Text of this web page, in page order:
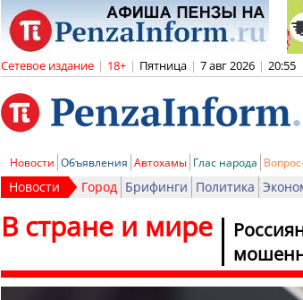
Сетевое издание | 18+ | Пятница | 7 авг 2026 | 20:55
Новости Объявления Автохамы Глас народа
Новости Город Брифинги Политика
В стране и мире